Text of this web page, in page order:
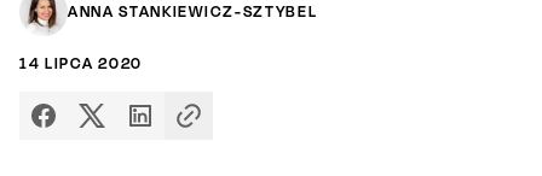
ANNA STANKIEWICZ-SZTYBEL
14 LIPCA 2020